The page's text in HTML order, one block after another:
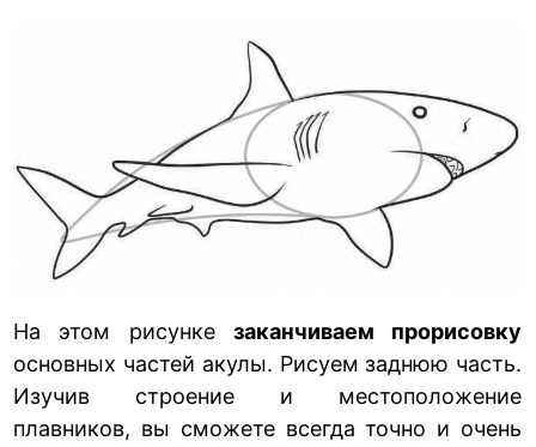
На этом рисунке заканчиваем прорисовку
основных частей акулы. Рисуем заднюю часть.
Изучив строение и местоположение
плавников, вы сможете всегда точно и очень